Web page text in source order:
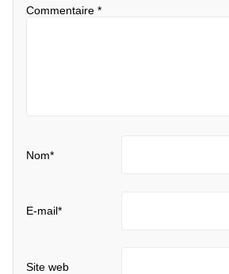
Commentaire *
Nom*
E-mail*
Site web